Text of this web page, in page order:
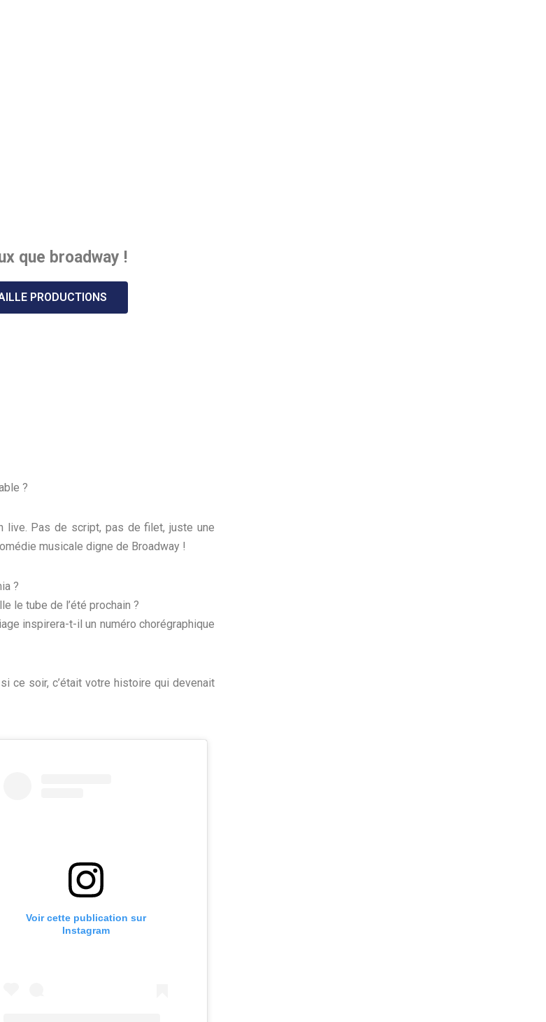
que broadway !
PRODUCTIONS
?
live. Pas de script, pas de filet, juste une
musicale digne de Broadway !
?
le tube de l’été prochain ?
inspirera-t-il un numéro chorégraphique
ce soir, c’était votre histoire qui devenait
Voir cette publication sur
Instagram